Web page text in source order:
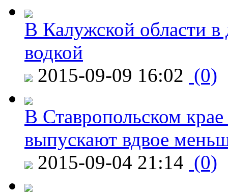
В Калужской области в
водкой
2015-09-09 16:02 (0)
В Ставропольском
выпускают вдвое
2015-09-04 21:14 (0)